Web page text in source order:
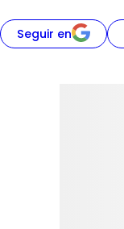
Seguir en